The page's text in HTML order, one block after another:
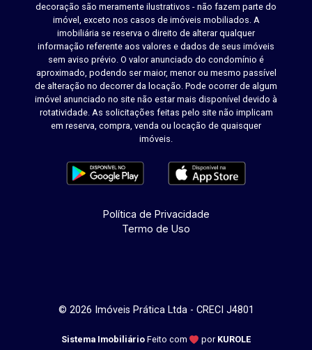
decoração são meramente ilustrativos - não fazem parte do
imóvel, exceto nos casos de imóveis mobiliados. A
imobiliária se reserva o direito de alterar qualquer
informação referente aos valores e dados de seus imóveis
sem aviso prévio. O valor anunciado do condomínio é
aproximado, podendo ser maior, menor ou mesmo passível
de alteração no decorrer da locação. Pode ocorrer de algum
imóvel anunciado no site não estar mais disponível devido à
rotatividade. As solicitações feitas pelo site não implicam
em reserva, compra, venda ou locação de quaisquer
imóveis.
Política de Privacidade
Termo de Uso
© 2026 Imóveis Prática Ltda - CRECI J4801
Sistema Imobiliário Feito com por KUROLE